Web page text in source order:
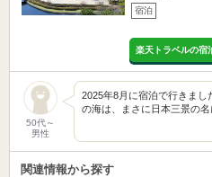
宿泊
楽天トラベルの宿
50代～
男性
2025年8月に宿泊で行きまし
の海は、まさに日本三景の
関連情報から探す